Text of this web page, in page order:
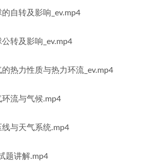
自转及影响_ev.mp4
转及影响_ev.mp4
热力性质与热力环流_ev.mp4
流与气候.mp4
与天气系统.mp4
题讲解.mp4